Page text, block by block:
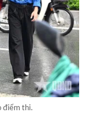
điểm thi.